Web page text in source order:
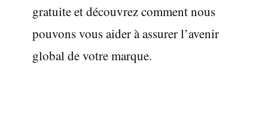
gratuite et découvrez comment nous
pouvons vous aider à assurer l’avenir
global de votre marque.